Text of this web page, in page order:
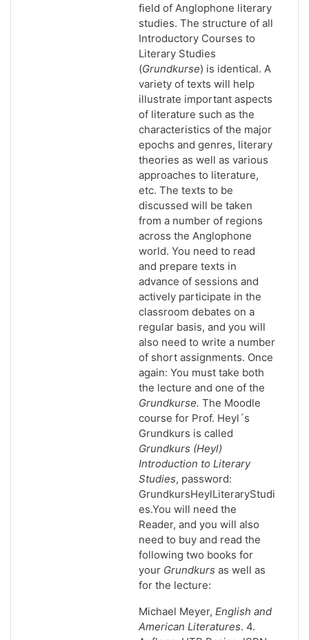
field of Anglophone literary
studies. The structure of all
Introductory Courses to
Literary Studies
(Grundkurse) is identical. A
variety of texts will help
illustrate important aspects
of literature such as the
characteristics of the major
epochs and genres, literary
theories as well as various
approaches to literature,
etc. The texts to be
discussed will be taken
from a number of regions
across the Anglophone
world. You need to read
and prepare texts in
advance of sessions and
actively participate in the
classroom debates on a
regular basis, and you will
also need to write a number
of short assignments. Once
again: You must take both
the lecture and one of the
Grundkurse. The Moodle
course for Prof. Heyl´s
Grundkurs is called
Grundkurs (Heyl)
Introduction to Literary
Studies, password:
GrundkursHeylLiteraryStudi
es.You will need the
Reader, and you will also
need to buy and read the
following two books for
your Grundkurs as well as
for the lecture:
Michael Meyer, English and
American Literatures. 4.